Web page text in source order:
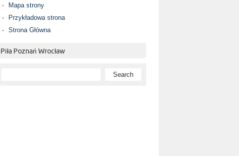
Mapa strony
Przykładowa strona
Strona Główna
Piła Poznań Wrocław